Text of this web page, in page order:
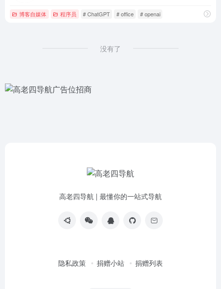
博客自媒体 程序员 # ChatGPT # office # openai
没有了
高老四导航 | 最懂你的一站式导航
隐私政策 捐赠小站 捐赠列表